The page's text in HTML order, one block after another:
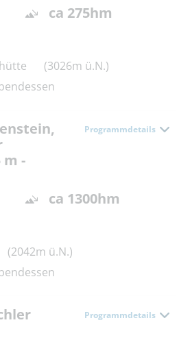
ca 275hm
(3026m ü.N.)
m -
Programmdetails
ca 1300hm
(2042m ü.N.)
Programmdetails